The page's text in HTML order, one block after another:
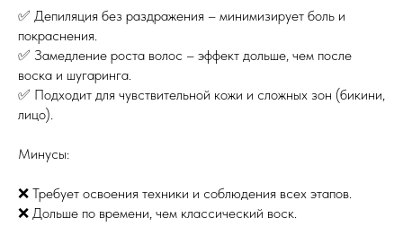
✅ Депиляция без раздражения – минимизирует боль и
покраснения.
✅ Замедление роста волос – эффект дольше, чем после
воска и шугаринга.
✅ Подходит для чувствительной кожи и сложных зон (бикини,
лицо).
Минусы:
❌ Требует освоения техники и соблюдения всех этапов.
❌ Дольше по времени, чем классический воск.